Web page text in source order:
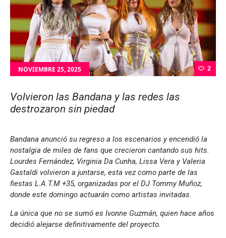
NOVIEMBRE 25, 2025 2
Volvieron las Bandana y las redes las
destrozaron sin piedad
Bandana anunció su regreso a los escenarios y encendió la
nostalgia de miles de fans que crecieron cantando sus hits.
Lourdes Fernández, Virginia Da Cunha, Lissa Vera y Valeria
Gastaldi volvieron a juntarse, esta vez como parte de las
fiestas L.A.T.M +35, organizadas por el DJ Tommy Muñoz,
donde este domingo actuarán como artistas invitadas.
La única que no se sumó es Ivonne Guzmán, quien hace años
decidió alejarse definitivamente del proyecto.